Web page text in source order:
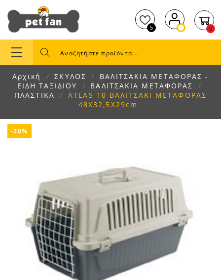
5 0
Αρχική ΣΚΥΛΟΣ
ΒΑΛΙΤΣΑΚΙΑ ΜΕΤΑΦΟΡΑΣ -
ΕΙΔΗ ΤΑΞΙΔΙΟΥ
ΒΑΛΙΤΣΑΚΙΑ ΜΕΤΑΦΟΡΑΣ
ΠΛΑΣΤΙΚΑ
ATLAS 10 ΒΑΛΙΤΣΑΚΙ ΜΕΤΑΦΟΡΑΣ
48X32,5X29cm
-20%